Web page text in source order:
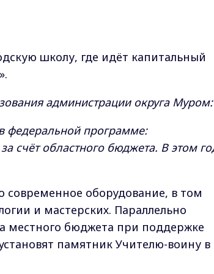
школу, где идёт капитальный
администрации округа Муром:
федеральной программе:
счёт областного бюджета. В этом
современное оборудование, в том
и мастерских. Параллельно
местного бюджета при поддержке
памятник Учителю-воину в